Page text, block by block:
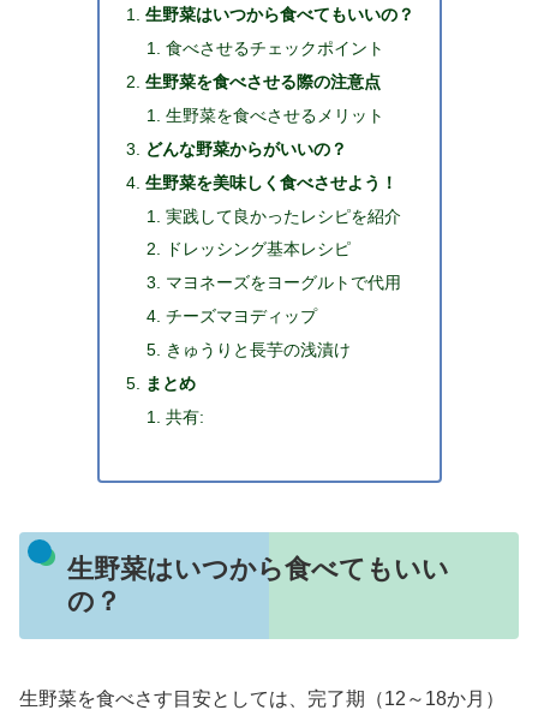
生野菜はいつから食べてもいいの？
食べさせるチェックポイント
生野菜を食べさせる際の注意点
生野菜を食べさせるメリット
どんな野菜からがいいの？
生野菜を美味しく食べさせよう！
実践して良かったレシピを紹介
ドレッシング基本レシピ
マヨネーズをヨーグルトで代用
チーズマヨディップ
きゅうりと長芋の浅漬け
まとめ
共有:
生野菜はいつから食べてもいい
の？
生野菜を食べさす目安としては、完了期（12～18か月）